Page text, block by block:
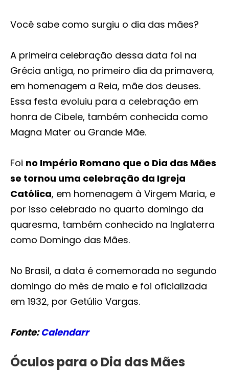
Você sabe como surgiu o dia das mães?
A primeira celebração dessa data foi na
Grécia antiga, no primeiro dia da primavera,
em homenagem a Reia, mãe dos deuses.
Essa festa evoluiu para a celebração em
honra de Cibele, também conhecida como
Magna Mater ou Grande Mãe.
Foi no Império Romano que o Dia das Mães
se tornou uma celebração da Igreja
Católica, em homenagem à Virgem Maria, e
por isso celebrado no quarto domingo da
quaresma, também conhecido na Inglaterra
como Domingo das Mães.
No Brasil, a data é comemorada no segundo
domingo do mês de maio e foi oficializada
em 1932, por Getúlio Vargas.
Fonte:Calendarr
Óculos para o Dia das Mães